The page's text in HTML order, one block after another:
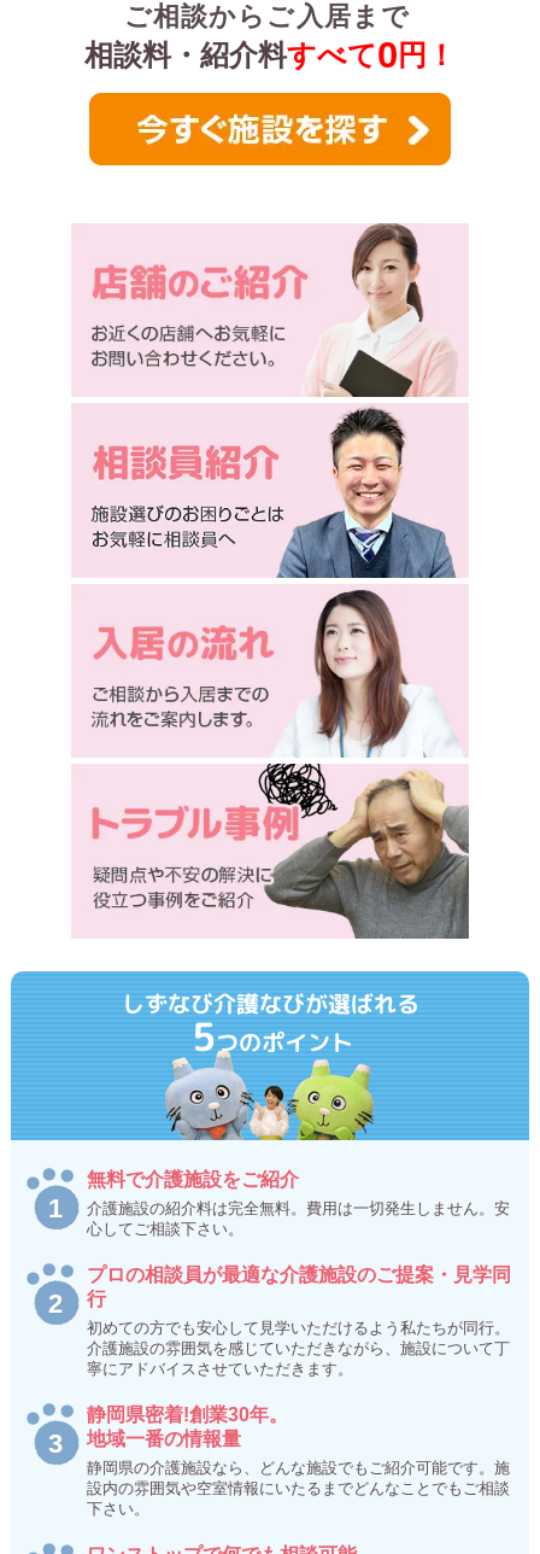
ご相談からご入居まで
相談料・紹介料すべて0 円！
しずなび介護なびが選ばれる
5つのポイント
無料で介護施設をご紹介
介護施設の紹介料は完全無料。費用は一切発生しません。安
心してご相談下さい。
プロの相談員が最適な介護施設のご提案・見学同
行
初めての方でも安心して見学いただけるよう私たちが同行。
介護施設の雰囲気を感じていただきながら、施設について丁
寧にアドバイスさせていただきます。
静岡県密着!創業30年。
地域一番の情報量
静岡県の介護施設なら、どんな施設でもご紹介可能です。施
設内の雰囲気や空室情報にいたるまでどんなことでもご相談
下さい。